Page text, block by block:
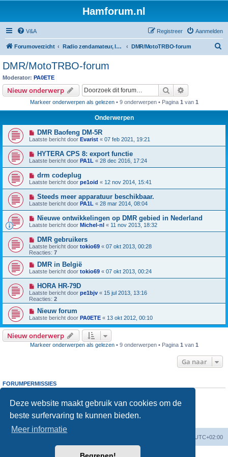
Deze website maakt gebruik van cookies om de
beste surfervaring te kunnen bieden.
Meer informatie
Hamforum.nl
V&A Aanmelden
Registreer
Forumoverzicht Radio zendamateur, luisteramateur en elektronica zelfbouw DMR/MotoTRBO-forum
DMR/MotoTRBO-forum
Moderator: PA0ETE
Nieuw onderwerp Zoek
Markeer onderwerpen als gelezen• 9 onderwerpen • Pagina 1 van 1
Onderwerpen
DMR Baofeng DM-5R
Laatste bericht door Evarist « 07 feb 2021, 19:21
HYTERA CPS 8: export functie
Laatste bericht door PA1L « 28 dec 2016, 17:24
drm codeplug
Laatste bericht door pe1oid « 12 nov 2014, 15:41
Steeds meer apparatuur beschikbaar.
Laatste bericht door PA1L « 28 mar 2014, 08:04
Nieuwe ontwikkelingen op DMR gebied in Nederland
Laatste bericht door Michel-nl « 11 nov 2013, 18:32
DMR gebruikers
Laatste bericht door tokio69 « 07 okt 2013, 00:28
Reacties: 7
DMR in België
Laatste bericht door tokio69 « 07 okt 2013, 00:24
HORA HR-79D
Laatste bericht door pe1bjv « 15 jul 2013, 13:16
Reacties: 2
Nieuw forum
Laatste bericht door PA0ETE « 13 okt 2012, 00:10
Nieuw onderwerp
Markeer onderwerpen als gelezen• 9 onderwerpen • Pagina 1 van 1
Ga naar
FORUMPERMISSIES
kunt nietreageren op onderwerpen in dit forum
kunt nietje eigen berichten wijzigen in dit forum
kunt nietje eigen berichten verwijderen in dit forum
bijlagen plaatsen in dit forum
UTC+02:00
phpBB® Forum Software © phpBB Limited